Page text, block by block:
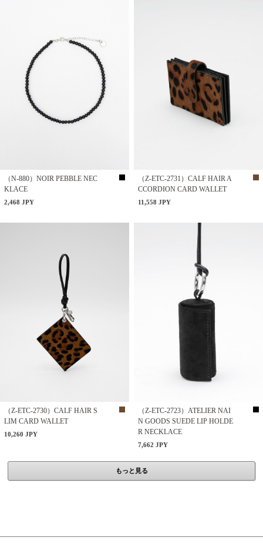
（N-880）NOIR PEBBLE NEC
KLACE
2,468 JPY
（Z-ETC-2731）CALF HAIR A
CCORDION CARD WALLET
11,558 JPY
（Z-ETC-2730）CALF HAIR S
LIM CARD WALLET
10,260 JPY
（Z-ETC-2723）ATELIER NAI
N GOODS SUEDE LIP HOLDE
R NECKLACE
7,662 JPY
もっと見る